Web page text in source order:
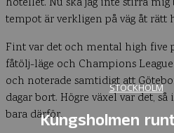
STOCKHOLM
Kungsholmen
tempot är verkligen på väg åt rätt
Fint var det och mental high five
fåtölj-läge och Champions
och noterade samtidigt att
dagar bort. Högre växel var det,
bara därför.